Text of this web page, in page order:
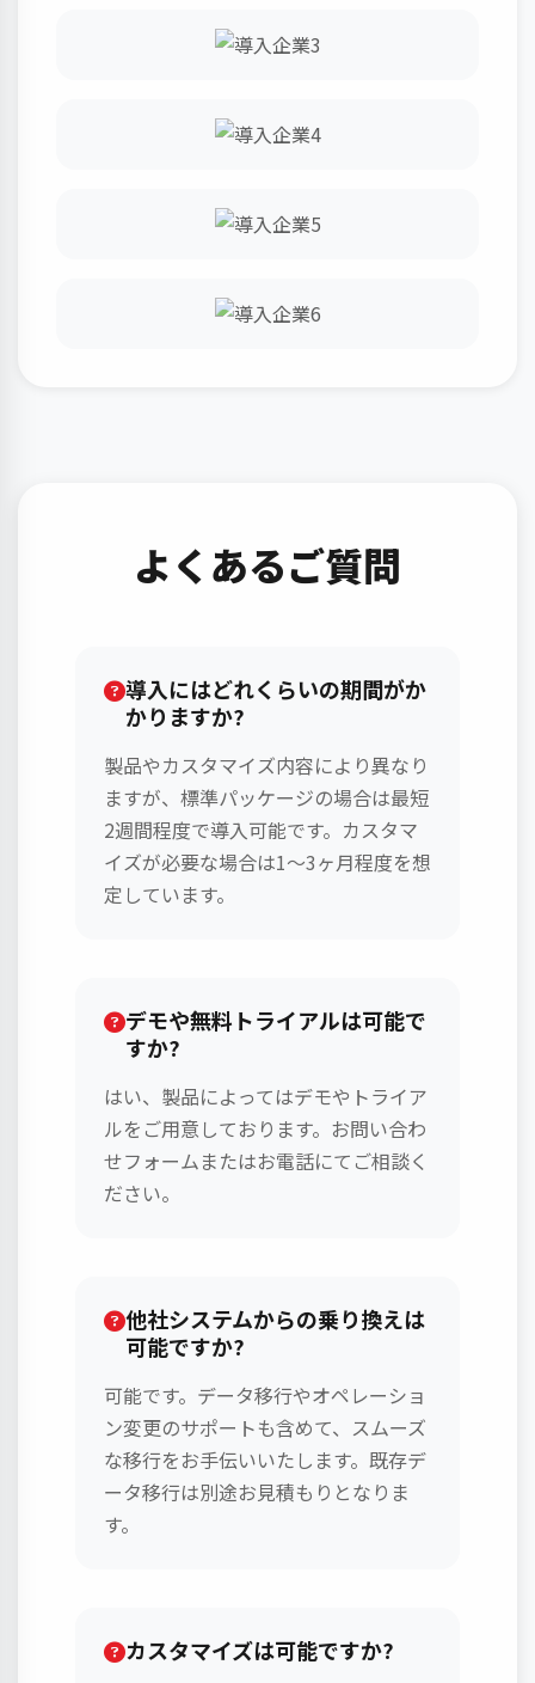
よくあるご質問
導入にはどれくらいの期間がか
かりますか?
製品やカスタマイズ内容により異なり
ますが、標準パッケージの場合は最短
2週間程度で導入可能です。カスタマ
イズが必要な場合は1〜3ヶ月程度を想
定しています。
デモや無料トライアルは可能で
すか?
はい、製品によってはデモやトライア
ルをご用意しております。お問い合わ
せフォームまたはお電話にてご相談く
ださい。
他社システムからの乗り換えは
可能ですか?
可能です。データ移行やオペレーショ
ン変更のサポートも含めて、スムーズ
な移行をお手伝いいたします。既存デ
ータ移行は別途お見積もりとなりま
す。
カスタマイズは可能ですか?